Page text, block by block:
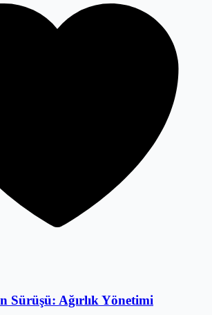
Sürüşü: Ağırlık Yönetimi